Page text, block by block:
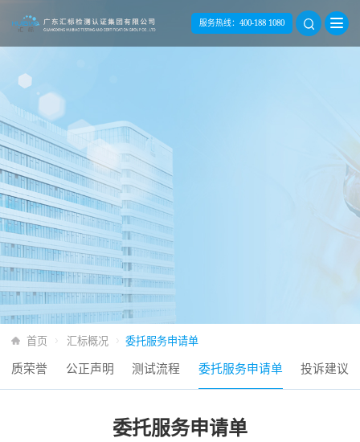
服务热线： 400-188 1080
首页 汇标概况 委托服务申请单
资质荣誉 公正声明 测试流程 委托服务申请单 投诉建议
委托服务申请单